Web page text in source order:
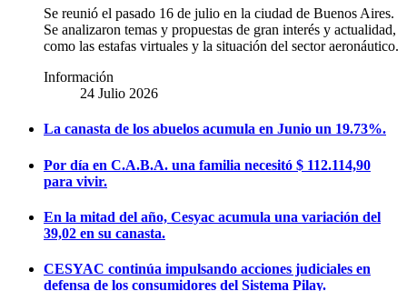
Se reunió el pasado 16 de julio en la ciudad de Buenos Aires.
Se analizaron temas y propuestas de gran interés y actualidad,
como las estafas virtuales y la situación del sector aeronáutico.
Información
24 Julio 2026
La canasta de los abuelos acumula en Junio un 19.73%.
Por día en C.A.B.A. una familia necesitó $ 112.114,90
para vivir.
En la mitad del año, Cesyac acumula una variación del
39,02 en su canasta.
CESYAC continúa impulsando acciones judiciales en
defensa de los consumidores del Sistema Pilay.